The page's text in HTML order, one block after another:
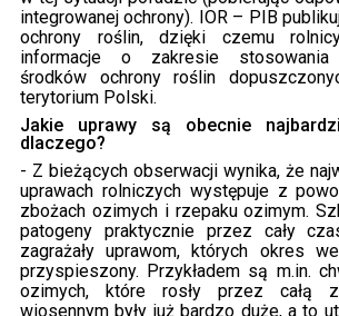
integrowanej ochrony). IOR – PIB
ochrony roślin, dzięki czemu
informacje o zakresie stosowania
środków ochrony roślin
terytorium Polski.
Jakie uprawy są obecnie
dlaczego?
- Z bieżących obserwacji wynika, że
uprawach rolniczych występuje z
zbożach ozimych i rzepaku ozimym.
patogeny praktycznie przez cały
zagrażały uprawom, których okres
przyspieszony. Przykładem są m.in.
ozimych, które rosły przez całą
wiosennym były już bardzo duże, a to